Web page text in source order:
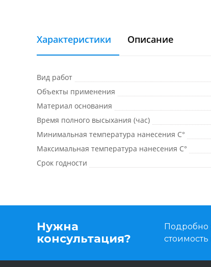
Характеристики Описание
Вид работ
Объекты применения
Материал основания
Время полного высыхания (час)
Минимальная температура нанесения C°
Максимальная температура нанесения C°
Срок годности
Нужна
консультация?
Подробно